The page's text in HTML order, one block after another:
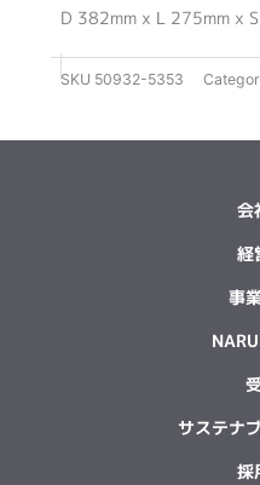
D 382mm x L 275mm x
SKU 50932-5353
会
経
事
サステナ
採